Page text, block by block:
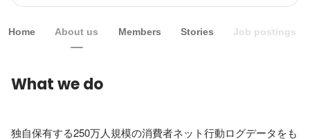
Home About us Members Stories Job postings
What we do
独自保有する250万人規模の消費者ネット行動ログデータをも